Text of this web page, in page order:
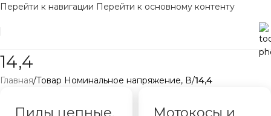
Перейти к навигации Перейти к основному контенту
14,4
Главная/Товар Номинальное напряжение, В/14,4
Пилы цепные,
Мотокосы и